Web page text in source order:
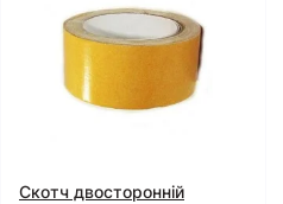
Скотч двосторонній